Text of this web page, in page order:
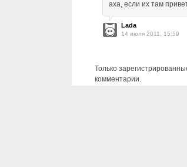
аха, если их там
Lada
14 июля 2011, 15:59
Только
комментарии.